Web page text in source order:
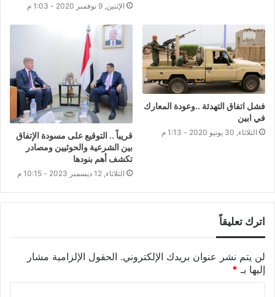
الإثنين, 9 نوفمبر 2020 - 1:03 م
فشل اتفاق التهدئة ..وعودة المعارك
في ابين
الثلاثاء, 30 يونيو 2020 - 1:13 م
قريباً .. التوقيع على مسودة الإتفاق
بين الشرعية والحوثيين ومصادر
تكشف أهم بنودها
الثلاثاء, 12 ديسمبر 2023 - 10:15 م
اترك تعليقاً
لن يتم نشر عنوان بريدك الإلكتروني. الحقول الإلزامية مشار
إليها بـ *